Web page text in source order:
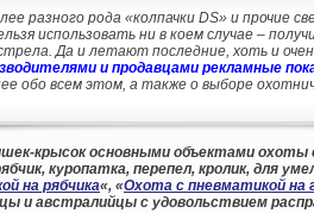
разного рода «колпачки DS» и прочие
использовать ни в коем случае –
Да и летают последние, хоть и
и продавцами рекламные
обо всем этом, а также о выборе
крысок основными объектами
куропатка, перепел, кролик, для
на рябчика«, «Охота с пневматикой на
и австралийцы с удовольствием